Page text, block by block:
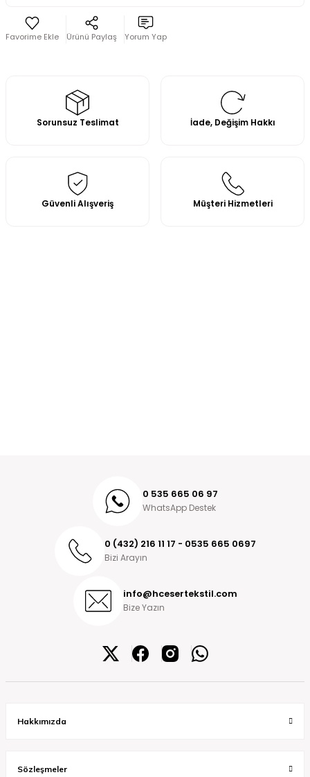
Ürünü Paylaş Yorum Yap
Sorunsuz Teslimat İade, Değişim Hakkı
Güvenli Alışveriş Müşteri Hizmetleri
0 535 665 06 97
WhatsApp Destek
0 (432) 216 11 17 - 0535 665 0697
Bizi Arayın
info@hcesertekstil.com
Bize Yazın
Hakkımızda
Sözleşmeler